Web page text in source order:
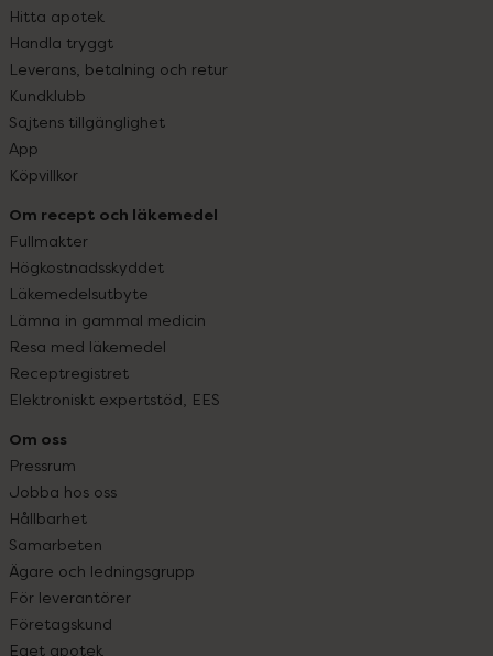
Hitta apotek
Handla tryggt
Leverans, betalning och retur
Kundklubb
Sajtens tillgänglighet
App
Köpvillkor
Om recept och läkemedel
Fullmakter
Högkostnadsskyddet
Läkemedelsutbyte
Lämna in gammal medicin
Resa med läkemedel
Receptregistret
Elektroniskt expertstöd, EES
Om oss
Pressrum
Jobba hos oss
Hållbarhet
Samarbeten
Ägare och ledningsgrupp
För leverantörer
Företagskund
Eget apotek